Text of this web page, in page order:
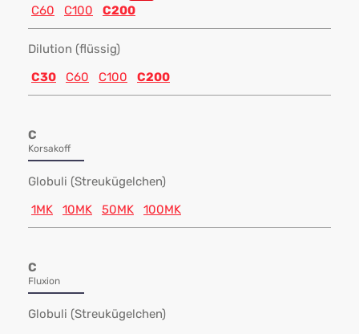
C60
C100 C200
Dilution (flüssig)
C30
C60 C100 C200
C
Korsakoff
Globuli (Streukügelchen)
1MK
10MK 50MK 100MK
C
Fluxion
Globuli (Streukügelchen)